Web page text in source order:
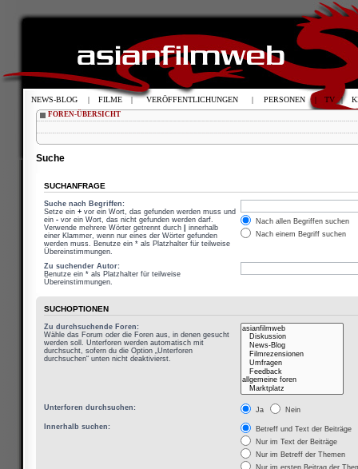
FOREN-ÜBERSICHT
Suche
SUCHANFRAGE
Suche nach Begriffen:
Setze ein + vor ein Wort, das gefunden werden muss und
ein - vor ein Wort, das nicht gefunden werden darf.
Verwende mehrere Wörter getrennt durch
innerhalb
einer Klammer, wenn nur eines der Wörter gefunden
werden muss. Benutze ein * als Platzhalter für teilweise
Übereinstimmungen.
Nach allen Begriffen suchen
Nach einem Begriff suchen
Zu suchender Autor:
Benutze ein * als Platzhalter für teilweise
Übereinstimmungen.
SUCHOPTIONEN
Zu durchsuchende Foren:
Wähle das Forum oder die Foren aus, in denen gesucht
werden soll. Unterforen werden automatisch mit
durchsucht, sofern du die Option „Unterforen
durchsuchen“ unten nicht deaktivierst.
Unterforen durchsuchen: Ja Nein
Innerhalb suchen:
Betreff und Text der Beiträge
Nur im Text der Beiträge
Nur im Betreff der Themen
Nur im ersten Beitrag der
NEWS-BLOG | FILME | VERÖFFENTLICHUNGEN | PERSONEN | TV |